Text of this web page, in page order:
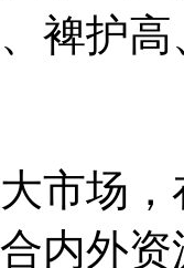
裨护
市场
内外